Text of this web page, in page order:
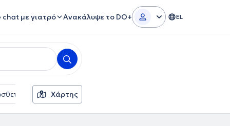
chat με γιατρό Ανακάλυψε το DO+ EL
φίλτρα Γλώσσες
Χάρτης